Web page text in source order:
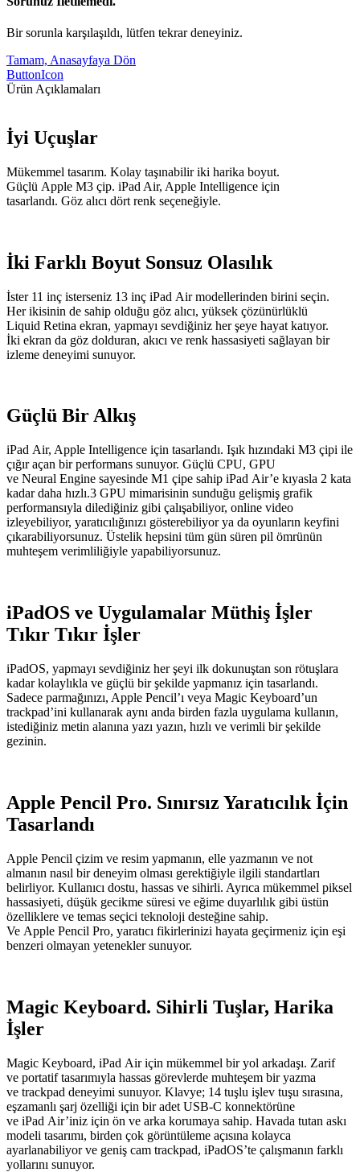
Bir sorunla karşılaşıldı, lütfen tekrar deneyiniz.
Tamam, Anasayfaya Dön
ButtonIcon
Ürün Açıklamaları
İyi Uçuşlar
Mükemmel tasarım. Kolay taşınabilir iki harika boyut.
Güçlü Apple M3 çip. iPad Air, Apple Intelligence için
tasarlandı. Göz alıcı dört renk seçeneğiyle.
İki Farklı Boyut Sonsuz Olasılık
İster 11 inç isterseniz 13 inç iPad Air modellerinden birini seçin.
Her ikisinin de sahip olduğu göz alıcı, yüksek çözünürlüklü
Liquid Retina ekran, yapmayı sevdiğiniz her şeye hayat katıyor.
İki ekran da göz dolduran, akıcı ve renk hassasiyeti sağlayan bir
izleme deneyimi sunuyor.
Güçlü Bir Alkış
iPad Air, Apple Intelligence için tasarlandı. Işık hızındaki M3 çipi ile
çığır açan bir performans sunuyor. Güçlü CPU, GPU
ve Neural Engine sayesinde M1 çipe sahip iPad Air’e kıyasla 2 kata
kadar daha hızlı.3 GPU mimarisinin sunduğu gelişmiş grafik
performansıyla dilediğiniz gibi çalışabiliyor, online video
izleyebiliyor, yaratıcılığınızı gösterebiliyor ya da oyunların keyfini
çıkarabiliyorsunuz. Üstelik hepsini tüm gün süren pil ömrünün
muhteşem verimliliğiyle yapabiliyorsunuz.
iPadOS ve Uygulamalar Müthiş İşler
Tıkır Tıkır İşler
iPadOS, yapmayı sevdiğiniz her şeyi ilk dokunuştan son rötuşlara
kadar kolaylıkla ve güçlü bir şekilde yapmanız için tasarlandı.
Sadece parmağınızı, Apple Pencil’ı veya Magic Keyboard’un
trackpad’ini kullanarak aynı anda birden fazla uygulama kullanın,
istediğiniz metin alanına yazı yazın, hızlı ve verimli bir şekilde
gezinin.
Apple Pencil Pro. Sınırsız Yaratıcılık İçin
Tasarlandı
Apple Pencil çizim ve resim yapmanın, elle yazmanın ve not
almanın nasıl bir deneyim olması gerektiğiyle ilgili standartları
belirliyor. Kullanıcı dostu, hassas ve sihirli. Ayrıca mükemmel piksel
hassasiyeti, düşük gecikme süresi ve eğime duyarlılık gibi üstün
özelliklere ve temas seçici teknoloji desteğine sahip.
Ve Apple Pencil Pro, yaratıcı fikirlerinizi hayata geçirmeniz için eşi
benzeri olmayan yetenekler sunuyor.
Magic Keyboard. Sihirli Tuşlar, Harika
İşler
Magic Keyboard, iPad Air için mükemmel bir yol arkadaşı. Zarif
ve portatif tasarımıyla hassas görevlerde muhteşem bir yazma
ve trackpad deneyimi sunuyor. Klavye; 14 tuşlu işlev tuşu sırasına,
eşzamanlı şarj özelliği için bir adet USB‑C konnektörüne
ve iPad Air’iniz için ön ve arka korumaya sahip. Havada tutan askı
modeli tasarımı, birden çok görüntüleme açısına kolayca
ayarlanabiliyor ve geniş cam trackpad, iPadOS’te çalışmanın farklı
yollarını sunuyor.